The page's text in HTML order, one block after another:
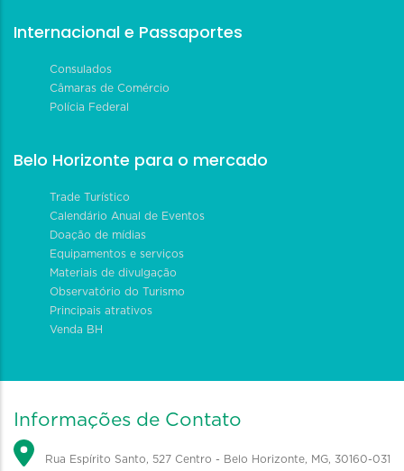
Internacional e Passaportes
Consulados
Câmaras de Comércio
Polícia Federal
Belo Horizonte para o mercado
Trade Turístico
Calendário Anual de Eventos
Doação de mídias
Equipamentos e serviços
Materiais de divulgação
Observatório do Turismo
Principais atrativos
Venda BH
Informações de Contato
Rua Espírito Santo, 527 Centro - Belo Horizonte, MG, 30160-031